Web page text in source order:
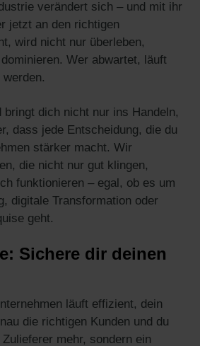
verändert sich – und mit ihr
jetzt an den richtigen
wird nicht nur überleben,
Wer abwartet, läuft
bringt dich nicht nur ins Handeln,
dass jede Entscheidung, die du
stärker macht. Wir
die nicht nur gut klingen,
funktionieren – egal, ob es um
digitale Transformation oder
geht.
Sichere dir deinen
läuft effizient, dein
die richtigen Kunden und du
mehr, sondern ein